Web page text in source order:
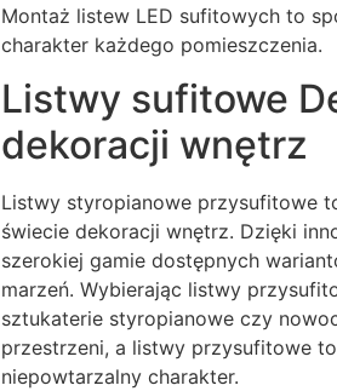
Montaż listew LED sufitowych to
charakter każdego pomieszczenia.
Listwy sufitowe
dekoracji wnętrz
Listwy styropianowe przysufitowe
świecie dekoracji wnętrz. Dzięki
szerokiej gamie dostępnych
marzeń. Wybierając listwy
sztukaterie styropianowe czy
przestrzeni, a listwy przysufitowe
niepowtarzalny charakter.